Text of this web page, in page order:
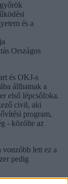
és a
Országos
és OKJ-s
állhatnak a
első lépcsőfoka.
civil, aki
program,
- közölte az
vonzóbb lett ez a
pedig